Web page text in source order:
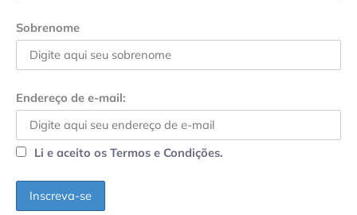
Sobrenome
Endereço de e-mail:
Li e aceito os Termos e Condições.